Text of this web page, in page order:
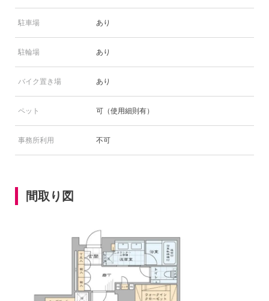
駐車場 あり
駐輪場 あり
バイク置き場 あり
ペット 可（使用細則有）
事務所利用 不可
間取り図